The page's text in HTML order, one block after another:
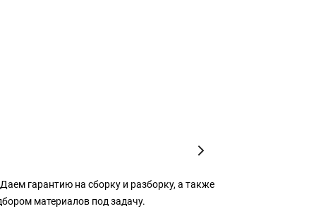
гарантию на сборку и разборку, а также
материалов под задачу.